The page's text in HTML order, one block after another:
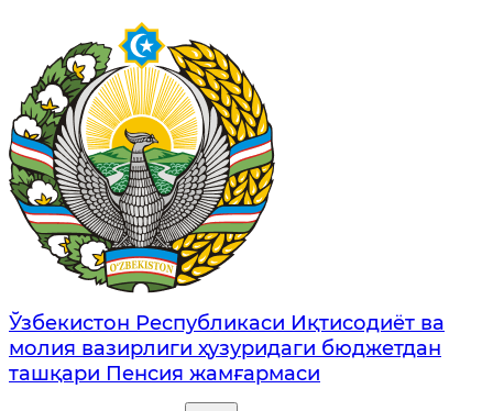
Ўзбекистон Республикаси Иқтисодиёт ва
молия вазирлиги ҳузуридаги бюджетдан
ташқари Пенсия жамғармаси